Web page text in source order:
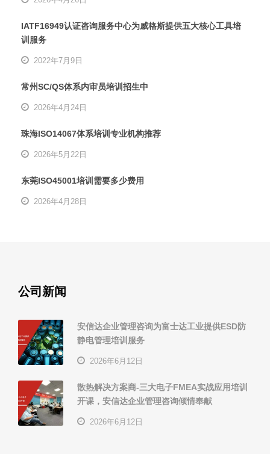
IATF16949认证咨询服务中心为威格斯提供五大核心工具培
训服务
2022年7月9日
常州SC/QS体系内审员培训招生中
2026年4月24日
珠海ISO14067体系培训专业机构推荐
2026年5月22日
东莞ISO45001培训需要多少费用
2026年4月28日
公司新闻
安信达企业管理咨询为富士达工业提供ESD防
静电管理培训服务
2026年6月12日
散热解决方案商-三大电子FMEA实战应用培训
开课，安信达企业管理咨询倾情奉献
2026年6月12日